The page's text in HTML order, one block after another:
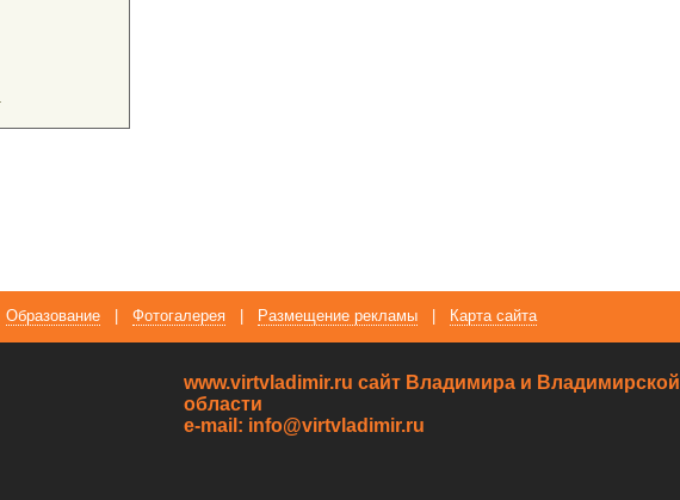
Образование Фотогалерея Размещение рекламы Карта сайта
www.virtvladimir.ru cайт Владимира и Владимирской
области
e-mail: info@virtvladimir.ru